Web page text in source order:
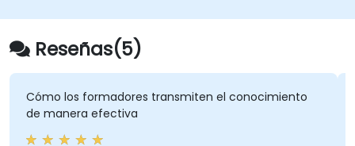
Reseñas(5)
los formadores transmiten el conocimiento
efectiva